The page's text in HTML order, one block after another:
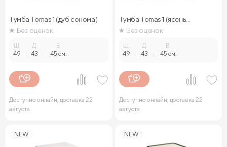
Тумба Tomas 1 (дуб сонома)
Без оценок
49 -
Д.
43 -
В.
45 см.
Доступно онлайн, доставка 22
августа
Тумба Tomas 1 (ясень
ориноко)
Без оценок
49 -
Д.
43 -
В.
45 см.
Доступно онлайн, доставка 22
августа
NEW NEW